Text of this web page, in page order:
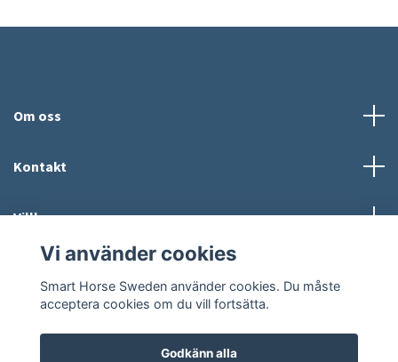
Om oss
Kontakt
Villkor
Sociala medier
Vi använder cookies
Smart Horse Sweden använder cookies. Du måste
acceptera cookies om du vill fortsätta.
Godkänn alla